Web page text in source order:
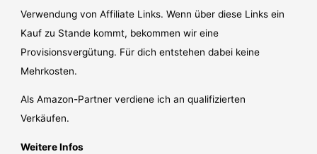
Verwendung von Affiliate Links. Wenn über diese Links ein
Kauf zu Stande kommt, bekommen wir eine
Provisionsvergütung. Für dich entstehen dabei keine
Mehrkosten.
Als Amazon-Partner verdiene ich an qualifizierten
Verkäufen.
Weitere Infos